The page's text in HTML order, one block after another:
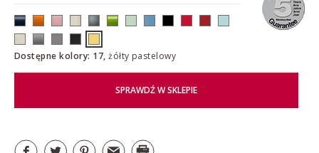
Dostępne kolory: 17,żółty pastelowy
SPRAWDŹ W SKLEPIE